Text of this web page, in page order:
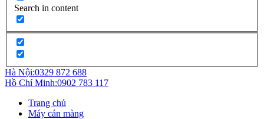
Search in content
Hà Nội:0329 872 688
Hồ Chí Minh:0902 783 117
Trang chủ
Máy cán màng